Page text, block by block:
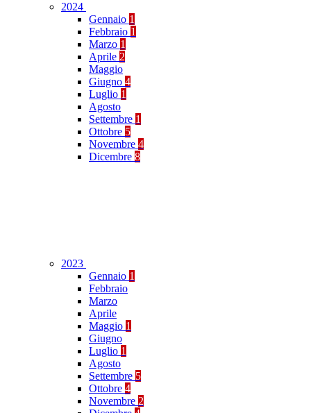
2024
Gennaio 1
Febbraio 1
Marzo 1
Aprile 2
Maggio
Giugno 4
Luglio 1
Agosto
Settembre 1
Ottobre 5
Novembre 4
Dicembre 8
2023
Gennaio 1
Febbraio
Marzo
Aprile
Maggio 1
Giugno
Luglio 1
Agosto
Settembre 5
Ottobre 4
Novembre 2